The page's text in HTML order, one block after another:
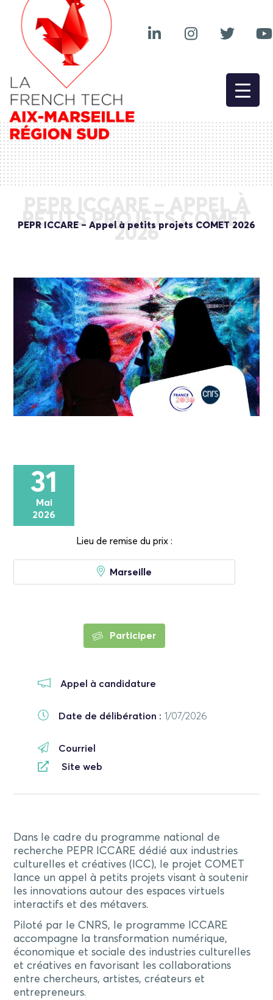
PEPR ICCARE – APPEL À
PETITS PROJETS COMET
2026
PEPR ICCARE – Appel à petits projets COMET 2026
31
Mai
2026
Lieu de remise du prix :
Marseille
Participer
Appel à candidature
Date de délibération : 1/07/2026
Courriel
Site web
Dans le cadre du programme national de
recherche PEPR ICCARE dédié aux industries
culturelles et créatives (ICC), le projet COMET
lance un appel à petits projets visant à soutenir
les innovations autour des espaces virtuels
interactifs et des métavers.
Piloté par le CNRS, le programme ICCARE
accompagne la transformation numérique,
économique et sociale des industries culturelles
et créatives en favorisant les collaborations
entre chercheurs, artistes, créateurs et
entrepreneurs.